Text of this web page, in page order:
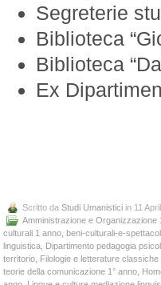
Segreterie
Biblioteca
Biblioteca
Ex
Scritto da Studi Umanistici in 11
Amministrazione e Organizzazione
culturali 1 anno beni-culturali-e-
linguistica Dipartimento pedagogia
territorio Filologie e letterature
teorie della comunicazione 1° anno